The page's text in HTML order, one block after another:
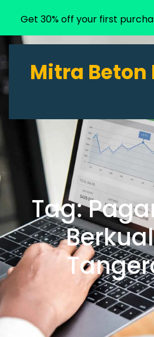
Lewati
ke
konten
Mitra Beton
Tag:
Get 30% off your first